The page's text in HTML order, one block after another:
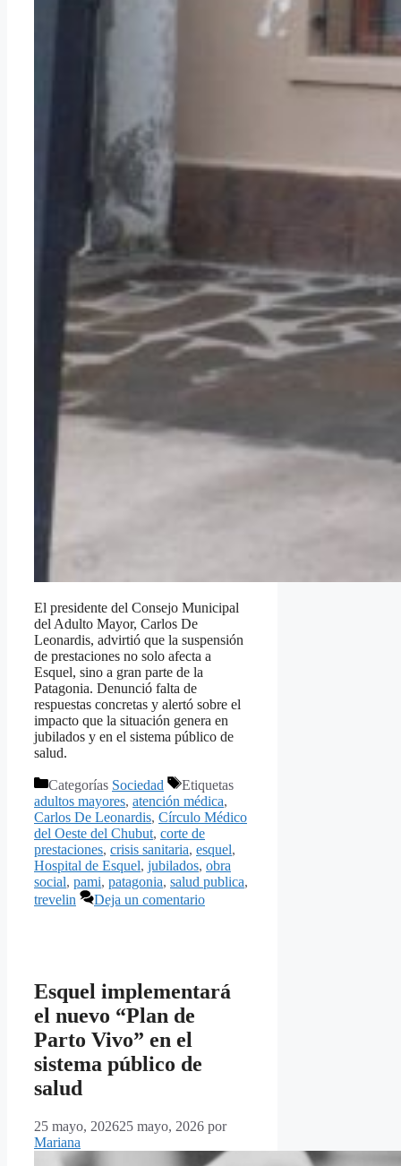
El presidente del Consejo Municipal
del Adulto Mayor, Carlos De
Leonardis, advirtió que la suspensión
de prestaciones no solo afecta a
Esquel, sino a gran parte de la
Patagonia. Denunció falta de
respuestas concretas y alertó sobre el
impacto que la situación genera en
jubilados y en el sistema público de
salud.
Categorías Sociedad
Etiquetas
adultos mayores, atención médica,
Carlos De Leonardis, Círculo Médico
del Oeste del Chubut, corte de
prestaciones, crisis sanitaria, esquel,
Hospital de Esquel, jubilados, obra
social, pami, patagonia, salud publica,
trevelin
Deja un comentario
Esquel implementará
el nuevo “Plan de
Parto Vivo” en el
sistema público de
salud
25 mayo, 202625 mayo, 2026 por
Mariana